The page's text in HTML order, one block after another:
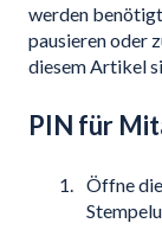
werden
pausieren oder
diesem Artikel
PIN für
Öffne die